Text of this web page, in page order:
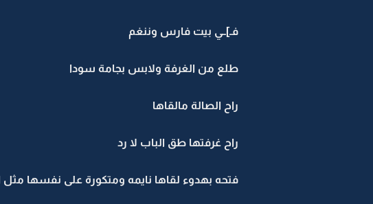
فـ]ــي بيت فارس وننغم
طلع من الغرفة ولابس بجامة سودا
راح الصالة مالقاها
راح غرفتها طق الباب لا رد
فتحه بهدوء لقاها نايمه ومتكورة على نفسها